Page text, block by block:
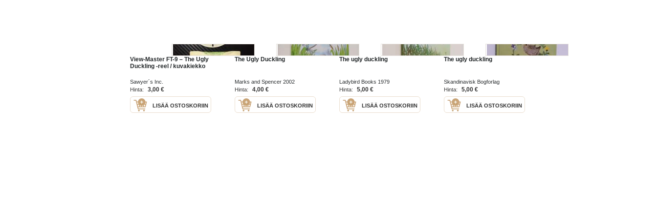
View-Master FT-9 – The Ugly
Duckling -reel / kuvakiekko
Sawyer´s Inc.
Hinta:
3,00 €
LISÄÄ OSTOSKORIIN
The Ugly Duckling
Marks and Spencer 2002
Hinta:
4,00 €
LISÄÄ OSTOSKORIIN
The ugly duckling
Ladybird Books 1979
Hinta:
5,00 €
LISÄÄ OSTOSKORIIN
The ugly duckling
Skandinavisk Bogforlag
Hinta:
5,00 €
LISÄÄ OSTOSKORIIN